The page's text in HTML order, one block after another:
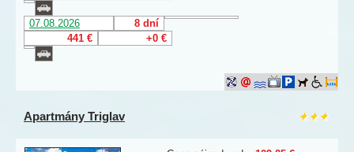
07.08.2026
8 dní
441 €
+0 €
Apartmány Triglav